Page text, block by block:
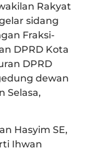
Rakyat
sidang
Fraksi-
DPRD Kota
DPRD
dewan
Selasa,
Hasyim SE,
Ihwan